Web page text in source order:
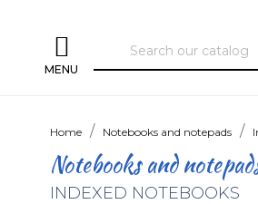
MENU
Home Notebooks and notepads
Notebooks and
INDEXED NOTEBOOKS